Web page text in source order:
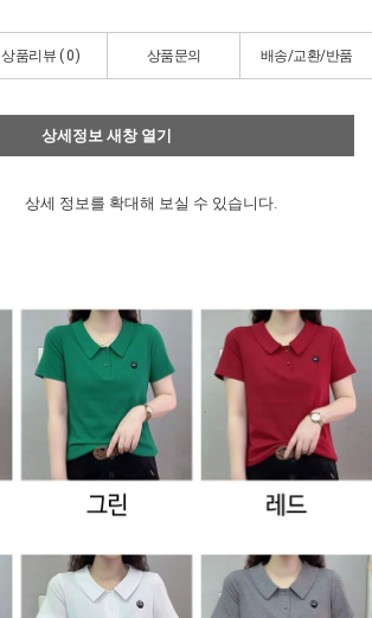
상품리뷰 ( 0) 상품문의 배송/교환/반품
상세정보 새창 열기
상세 정보를 확대해 보실 수 있습니다.